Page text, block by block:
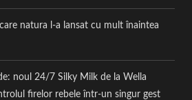
natura l-a lansat cu mult înaintea
noul 24/7 Silky Milk de la Wella
firelor rebele într-un singur gest